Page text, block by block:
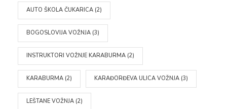
AUTO ŠKOLA ČUKARICA (2)
BOGOSLOVIJA VOŽNJA (3)
INSTRUKTORI VOŽNJE KARABURMA (2)
KARABURMA (2) KARAĐORĐEVA ULICA VOŽNJA (3)
LEŠTANE VOŽNJA (2)